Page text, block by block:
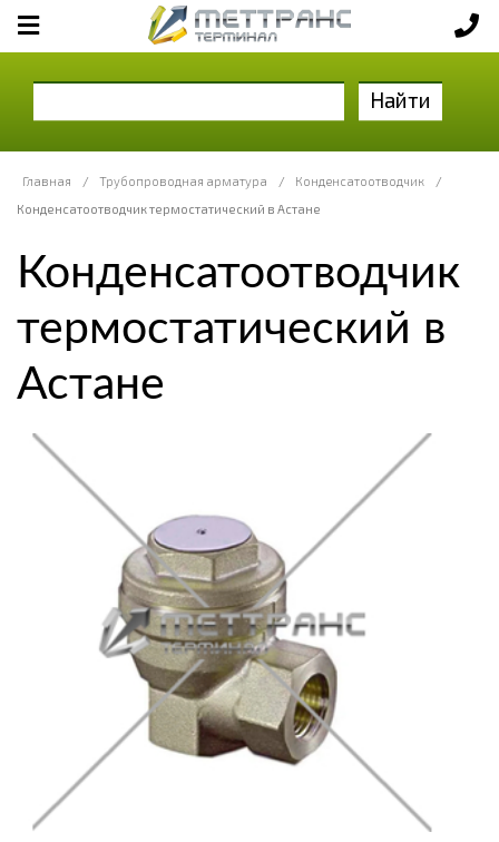
Найти
Главная / Трубопроводная арматура / Конденсатоотводчик
/
Конденсатоотводчик термостатический в Астане
Конденсатоотводчик
термостатический в
Астане